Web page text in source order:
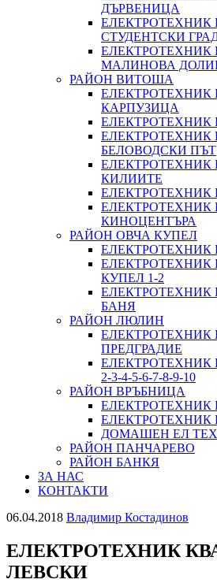
ДЪРВЕНИЦА
ЕЛЕКТРОТЕХНИК
СТУДЕНТСКИ
ЕЛЕКТРОТЕХНИК
МАЛИНОВА
РАЙОН ВИТОША
ЕЛЕКТРОТЕХНИК
КАРПУЗИЦА
ЕЛЕКТРОТЕХНИК
ЕЛЕКТРОТЕХНИК
БЕЛОВОДСКИ ПЪТ
ЕЛЕКТРОТЕХНИК
КИЛИИТЕ
ЕЛЕКТРОТЕХНИК
ЕЛЕКТРОТЕХНИК
КИНОЦЕНТЪРА
РАЙОН ОВЧА КУПЕЛ
ЕЛЕКТРОТЕХНИК
ЕЛЕКТРОТЕХНИК
КУПЕЛ 1-2
ЕЛЕКТРОТЕХНИК
БАНЯ
РАЙОН ЛЮЛИН
ЕЛЕКТРОТЕХНИК
ПРЕДГРАДИЕ
ЕЛЕКТРОТЕХНИК
2-3-4-5-6-7-8-9-10
РАЙОН ВРЪБНИЦА
ЕЛЕКТРОТЕХНИК
ЕЛЕКТРОТЕХНИК
ДОМАШЕН ЕЛ
РАЙОН ПАНЧАРЕВО
РАЙОН БАНКЯ
ЗА НАС
КОНТАКТИ
06.04.2018 Владимир Костадинов
ЕЛЕКТРОТЕХНИК
ЛЕВСКИ